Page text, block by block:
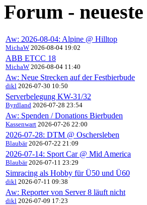
Forum -
Aw: 2026-08-04: Alpine @ Hilltop
MichaW 2026-08-04 19:02
ABB ETCC 18
MichaW 2026-08-04 11:40
Aw: Neue Strecken auf der Festbierbude
dikl 2026-07-30 10:50
Serverbelegung KW-31/32
Byrdland 2026-07-28 23:54
Aw: Spenden / Donations Bierbuden
Kassenwart 2026-07-26 22:00
2026-07-28: DTM @ Oschersleben
Blaubär2026-07-22 21:09
2026-07-14: Sport Car @ Mid America
Blaubär2026-07-11 23:29
Simracing als Hobby für Ü50 und Ü60
dikl 2026-07-11 09:38
Aw: Reporter von Server 8 läuft nicht
dikl 2026-07-09 17:23